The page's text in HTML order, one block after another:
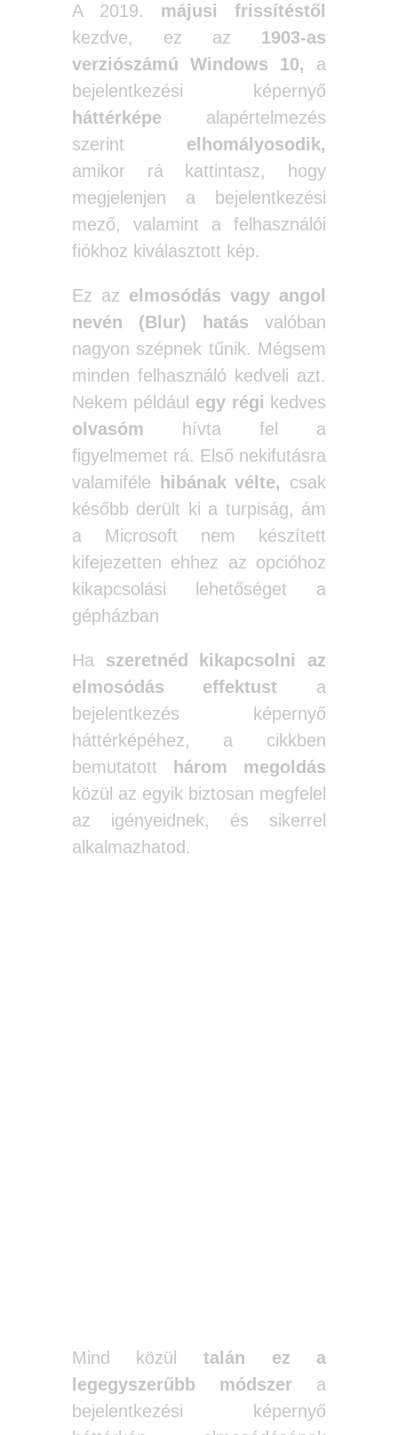
A 2019. májusi frissítéstől
kezdve, ez az 1903-as
verziószámú Windows 10, a
bejelentkezési képernyő
háttérképe alapértelmezés
szerint elhomályosodik,
amikor rá kattintasz, hogy
megjelenjen a bejelentkezési
mező, valamint a felhasználói
fiókhoz kiválasztott kép.
Ez az elmosódás vagy angol
nevén (Blur) hatás valóban
nagyon szépnek tűnik. Mégsem
minden felhasználó kedveli azt.
Nekem például egy régi kedves
olvasóm hívta fel a
figyelmemet rá. Első nekifutásra
valamiféle
hibának vélte, csak
később derült ki a turpiság, ám
a Microsoft nem készített
kifejezetten ehhez az opcióhoz
kikapcsolási lehetőséget a
gépházban
Ha szeretnéd kikapcsolni az
elmosódás effektust a
bejelentkezés képernyő
háttérképéhez, a cikkben
bemutatott
három megoldás
közül az egyik biztosan megfelel
az igényeidnek, és sikerrel
alkalmazhatod.
Mind közül talán ez a
legegyszerűbb módszer a
bejelentkezési képernyő